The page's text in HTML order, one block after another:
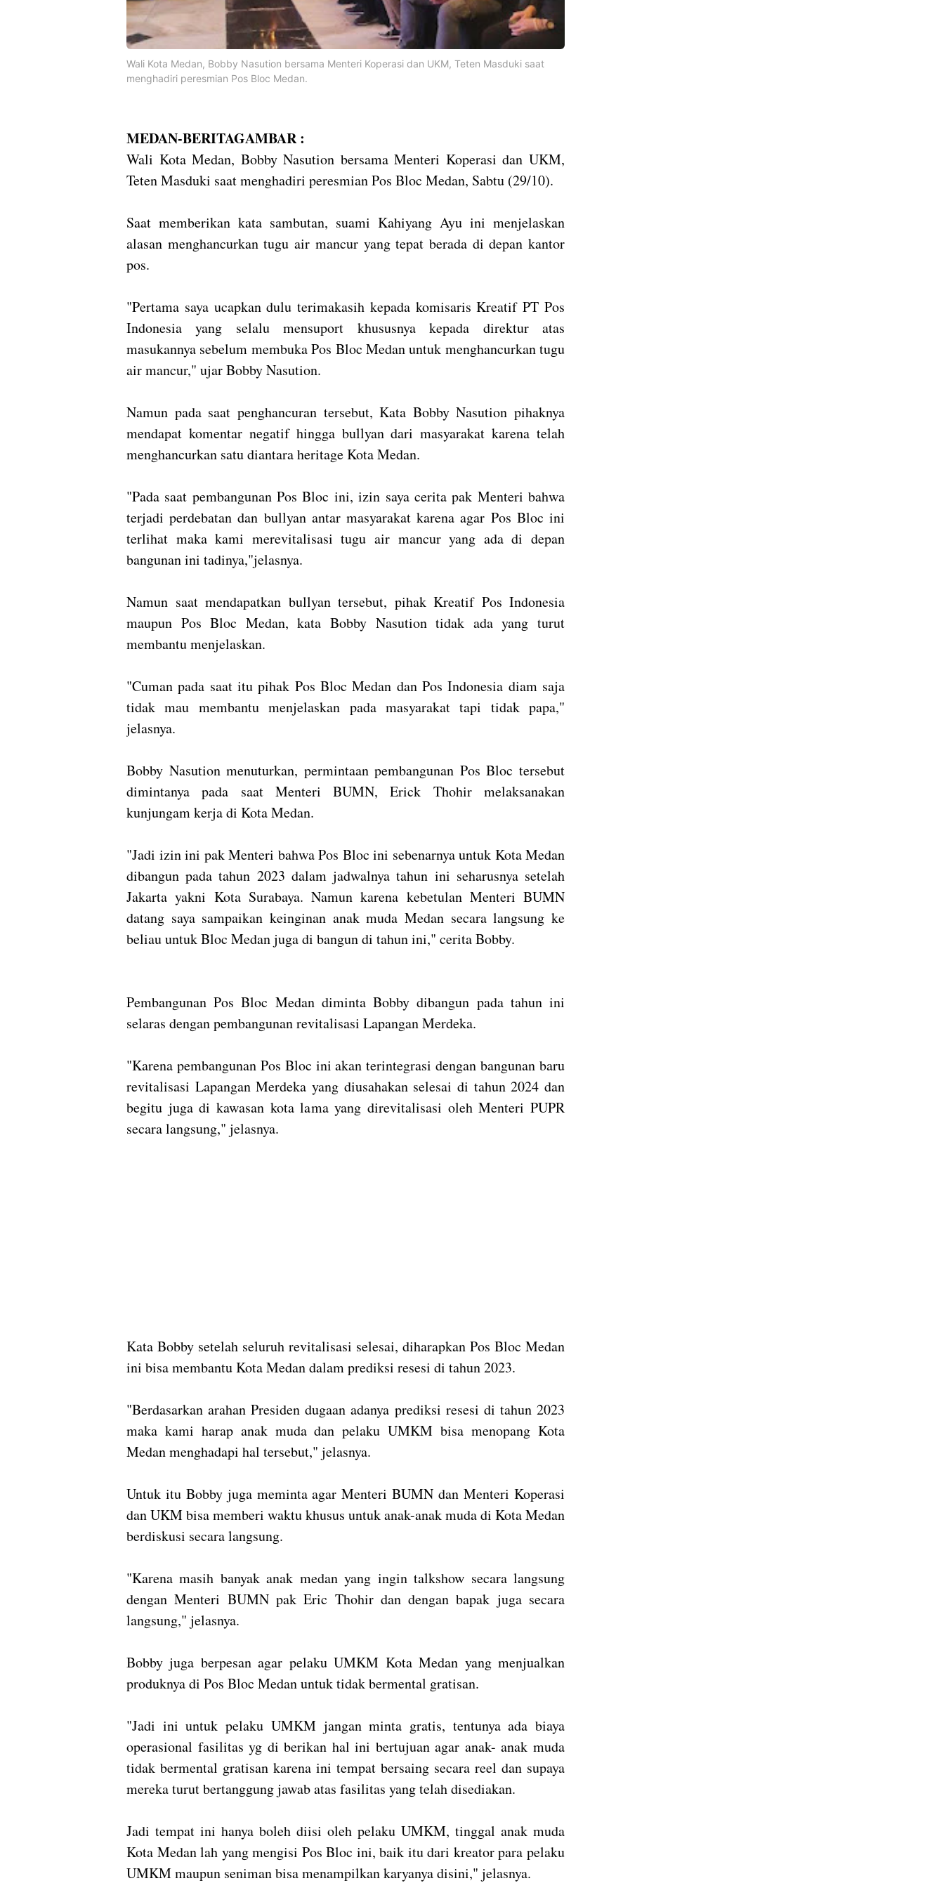
Wali Kota Medan, Bobby Nasution bersama Menteri Koperasi dan UKM, Teten Masduki saat
menghadiri peresmian Pos Bloc Medan.
MEDAN-BERITAGAMBAR :
Wali Kota Medan, Bobby Nasution bersama Menteri Koperasi dan UKM,
Teten Masduki saat menghadiri peresmian Pos Bloc Medan, Sabtu (29/10).
Saat memberikan kata sambutan, suami Kahiyang Ayu ini menjelaskan
alasan menghancurkan tugu air mancur yang tepat berada di depan kantor
pos.
"Pertama saya ucapkan dulu terimakasih kepada komisaris Kreatif PT Pos
Indonesia yang selalu mensuport khususnya kepada direktur atas
masukannya sebelum membuka Pos Bloc Medan untuk menghancurkan tugu
air mancur," ujar Bobby Nasution.
Namun pada saat penghancuran tersebut, Kata Bobby Nasution pihaknya
mendapat komentar negatif hingga bullyan dari masyarakat karena telah
menghancurkan satu diantara heritage Kota Medan.
"Pada saat pembangunan Pos Bloc ini, izin saya cerita pak Menteri bahwa
terjadi perdebatan dan bullyan antar masyarakat karena agar Pos Bloc ini
terlihat maka kami merevitalisasi tugu air mancur yang ada di depan
bangunan ini tadinya,"jelasnya.
Namun saat mendapatkan bullyan tersebut, pihak Kreatif Pos Indonesia
maupun Pos Bloc Medan, kata Bobby Nasution tidak ada yang turut
membantu menjelaskan.
"Cuman pada saat itu pihak Pos Bloc Medan dan Pos Indonesia diam saja
tidak mau membantu menjelaskan pada masyarakat tapi tidak papa,"
jelasnya.
Bobby Nasution menuturkan, permintaan pembangunan Pos Bloc tersebut
dimintanya pada saat Menteri BUMN, Erick Thohir melaksanakan
kunjungam kerja di Kota Medan.
"Jadi izin ini pak Menteri bahwa Pos Bloc ini sebenarnya untuk Kota Medan
dibangun pada tahun 2023 dalam jadwalnya tahun ini seharusnya setelah
Jakarta yakni Kota Surabaya. Namun karena kebetulan Menteri BUMN
datang saya sampaikan keinginan anak muda Medan secara langsung ke
beliau untuk Bloc Medan juga di bangun di tahun ini," cerita Bobby.
Pembangunan Pos Bloc Medan diminta Bobby dibangun pada tahun ini
selaras dengan pembangunan revitalisasi Lapangan Merdeka.
"Karena pembangunan Pos Bloc ini akan terintegrasi dengan bangunan baru
revitalisasi Lapangan Merdeka yang diusahakan selesai di tahun 2024 dan
begitu juga di kawasan kota lama yang direvitalisasi oleh Menteri PUPR
secara langsung," jelasnya.
Kata Bobby setelah seluruh revitalisasi selesai, diharapkan Pos Bloc Medan
ini bisa membantu Kota Medan dalam prediksi resesi di tahun 2023.
"Berdasarkan arahan Presiden dugaan adanya prediksi resesi di tahun 2023
maka kami harap anak muda dan pelaku UMKM bisa menopang Kota
Medan menghadapi hal tersebut," jelasnya.
Untuk itu Bobby juga meminta agar Menteri BUMN dan Menteri Koperasi
dan UKM bisa memberi waktu khusus untuk anak-anak muda di Kota Medan
berdiskusi secara langsung.
"Karena masih banyak anak medan yang ingin talkshow secara langsung
dengan Menteri BUMN pak Eric Thohir dan dengan bapak juga secara
langsung," jelasnya.
Bobby juga berpesan agar pelaku UMKM Kota Medan yang menjualkan
produknya di Pos Bloc Medan untuk tidak bermental gratisan.
"Jadi ini untuk pelaku UMKM jangan minta gratis, tentunya ada biaya
operasional fasilitas yg di berikan hal ini bertujuan agar anak- anak muda
tidak bermental gratisan karena ini tempat bersaing secara reel dan supaya
mereka turut bertanggung jawab atas fasilitas yang telah disediakan.
Jadi tempat ini hanya boleh diisi oleh pelaku UMKM, tinggal anak muda
Kota Medan lah yang mengisi Pos Bloc ini, baik itu dari kreator para pelaku
UMKM maupun seniman bisa menampilkan karyanya disini," jelasnya.